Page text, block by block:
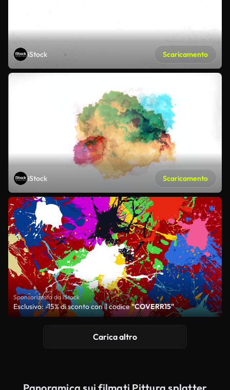
iStock Scaricamento
iStock Scaricamento
Sponsorizzato da iStock
Esclusivo: -15% di sconto con il codice"COVERR15"
Carica altro